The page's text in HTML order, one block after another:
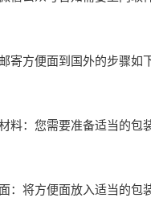
寄方便面到国外的步骤如
料：您需要准备适当的包
：将方便面放入适当的包